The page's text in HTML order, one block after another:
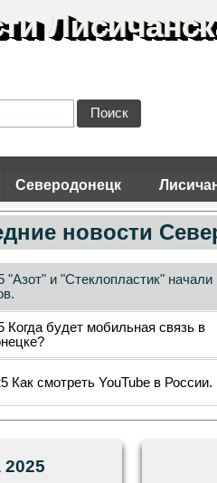
Северодонецк
Поиск
новости
"Азот" и "Стеклопластик" начали
Когда будет мобильная связь в
Как смотреть YouTube в России.